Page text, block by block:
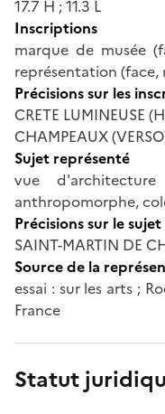
17.7 H ; 11.3 L
Inscriptions
marque de musée
représentation (face,
Précisions sur les
CRETE LUMINEUSE
CHAMPEAUX
Sujet représenté
vue
anthropomorphe,
Précisions sur le
SAINT-MARTIN DE
Source de la
essai : sur les arts ;
France
Statut